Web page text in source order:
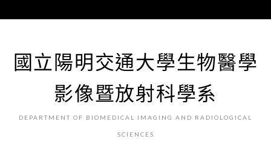
至
國立陽明交通大學生物醫學
影像暨放射科學系
DEPARTMENT OF BIOMEDICAL IMAGING AND RADIOLOGICAL
SCIENCES